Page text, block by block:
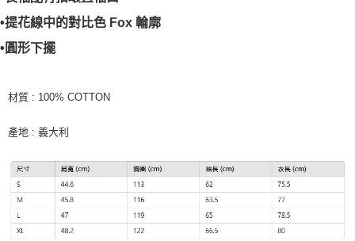
•提花線中的對比色 Fox 輪廓
•圓形下擺
材質 : 100% COTTON
產地 : 義大利